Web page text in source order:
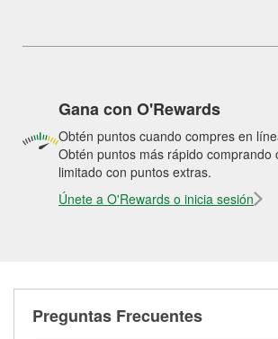
Gana con O'Rewards
Obtén puntos cuando compres en
Obtén puntos más rápido comprando
limitado con puntos extras.
Únete a O'Rewards o inicia sesión
Preguntas Frecuentes